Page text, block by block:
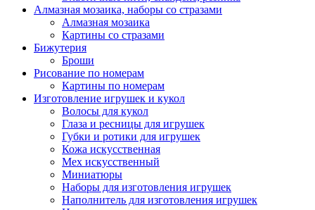
Алмазная мозаика, наборы со стразами
Алмазная мозаика
Картины co стразами
Бижутерия
Броши
Рисование по номерам
Картины по номерам
Изготовление игрушек и кукол
Волосы для кукол
Глаза и ресницы для игрушек
Губки и ротики для игрушек
Кожа искусственная
Мех искусственный
Миниатюры
Наборы для изготовления игрушек
Наполнитель для изготовления игрушек